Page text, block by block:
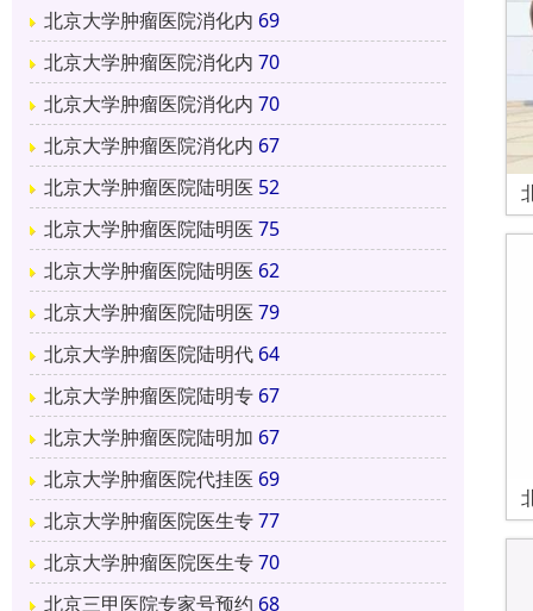
北京大学肿瘤医院消化内 69
北京大学肿瘤医院消化内 70
北京大学肿瘤医院消化内 70
北京大学肿瘤医院消化内 67
北京大学肿瘤医院陆明医 52
北京大学肿瘤医院陆明医 75
北京大学肿瘤医院陆明医 62
北京大学肿瘤医院陆明医 79
北京大学肿瘤医院陆明代 64
北京大学肿瘤医院陆明专 67
北京大学肿瘤医院陆明加 67
北京大学肿瘤医院代挂医 69
北京大学肿瘤医院医生专77
北京大学肿瘤医院医生专70
北京三甲医院专家号预约 68